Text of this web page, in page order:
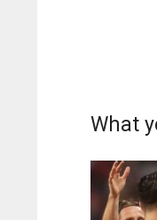
What